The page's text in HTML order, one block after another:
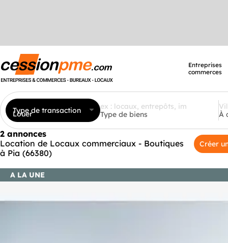
Entreprises
commerces
Type de transaction
Louer Type de biens À
2 annonces
Location de Locaux commerciaux - Boutiques
à Pia (66380)
Créer
A LA UNE